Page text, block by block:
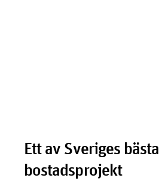
Ett av Sveriges bästa
bostadsprojekt